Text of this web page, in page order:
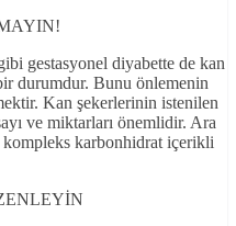
gestasyonel diyabette de kan
durumdur. Bunu önlemenin
Kan şekerlerinin istenilen
ve miktarları önemlidir. Ara
kompleks karbonhidrat içerikli